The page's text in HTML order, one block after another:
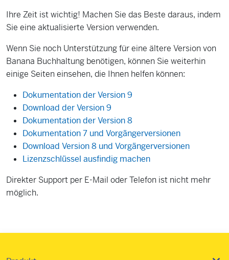
Ihre Zeit ist wichtig! Machen Sie das Beste daraus, indem
Sie eine aktualisierte Version verwenden.
Wenn Sie noch Unterstützung für eine ältere Version von
Banana Buchhaltung benötigen, können Sie weiterhin
einige Seiten einsehen, die Ihnen helfen können:
Dokumentation der Version 9
Download der Version 9
Dokumentation der Version 8
Dokumentation 7 und Vorgängerversionen
Download Version 8 und Vorgängerversionen
Lizenzschlüssel ausfindig machen
Direkter Support per E-Mail oder Telefon ist nicht mehr
möglich.